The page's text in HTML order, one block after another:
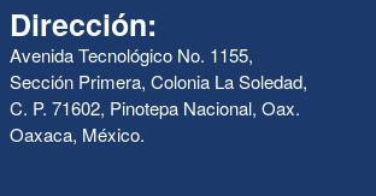
Dirección:
Avenida Tecnológico No. 1155,
Sección Primera, Colonia La Soledad,
C. P. 71602, Pinotepa Nacional, Oax.
Oaxaca, México.